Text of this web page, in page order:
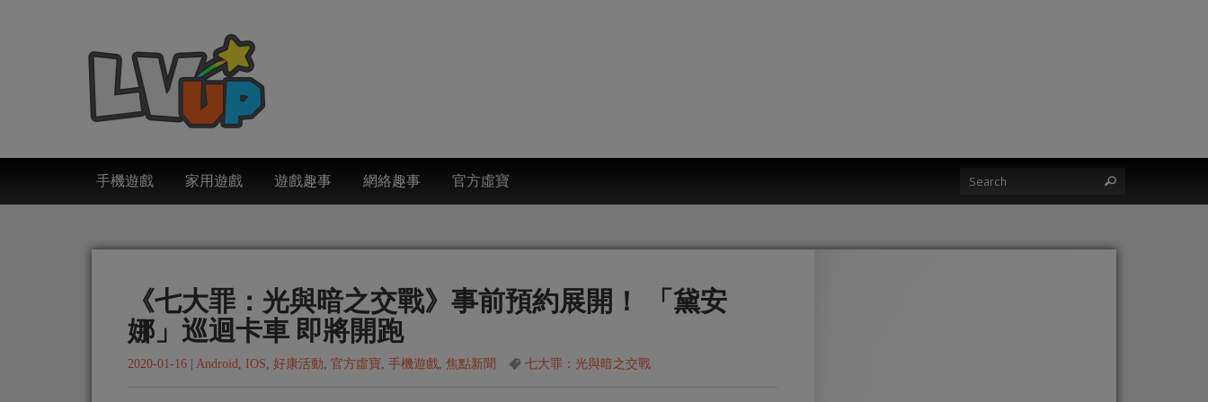
手機遊戲 家用遊戲 遊戲趣事 網絡趣事 官方虛寶
《七大罪：光與暗之交戰》事前預約展開！ 「黛安
娜」巡迴卡車 即將開跑
2020-01-16 Android, IOS, 好康活動, 官方虛寶, 手機遊戲, 焦點新聞 七大罪：光與暗之交戰